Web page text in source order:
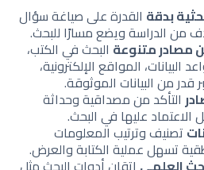
بدقةالقدرة على صياغة سؤال
من الدراسة ويضع مسارًا للبحث.
متنوعةالبحث في الكتب،
البيانات، المواقع الإلكترونية،
من البيانات الموثوقة.
التأكد من مصداقية وحداثة
عليها في البحث.
تصنيف وترتيب المعلومات
تسهل عملية الكتابة والعرض.